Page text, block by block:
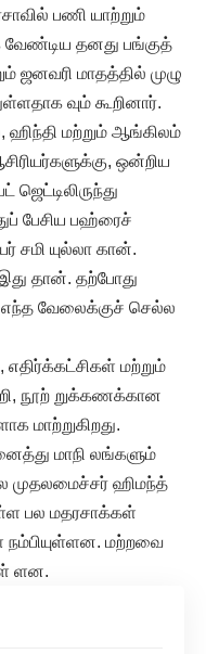
பணி யாற்றும்
வேண்டிய தனது பங்குத்
மாதத்தில் முழு
வும் கூறினார்.
ஹிந்தி மற்றும் ஆங்கிலம்
ஒன்றிய
ஜெட்டிலிருந்து
பேசிய பஹ்ரைச்
சமி யுல்லா கான்.
தான். தற்போது
எந்த வேலைக்குச் செல்ல
எதிர்க்கட்சிகள் மற்றும்
நூற் றுக்கணக்கான
மாற்றுகிறது.
மாநி லங்களும்
முதலமைச்சர் ஹிமந்த்
பல மதரசாக்கள்
மற்றவை
ளன.